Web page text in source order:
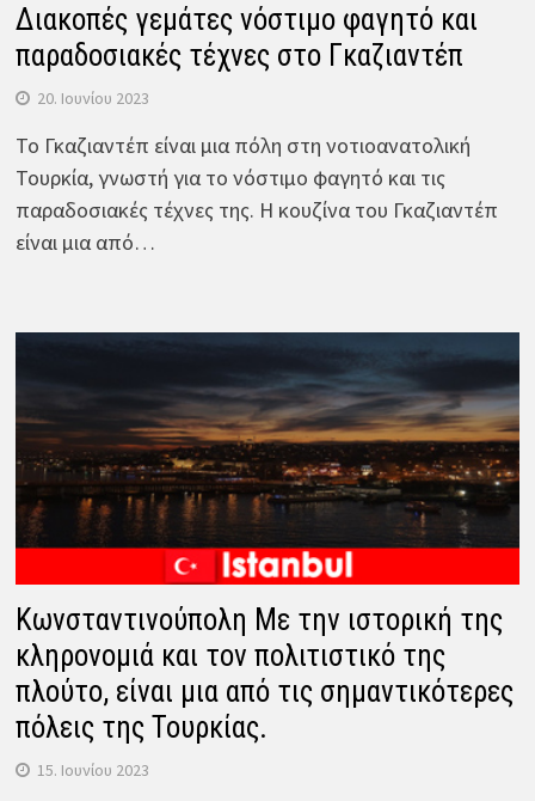
Διακοπές γεμάτες νόστιμο φαγητό και
παραδοσιακές τέχνες στο Γκαζιαντέπ
20. Ιουνίου 2023
Το Γκαζιαντέπ είναι μια πόλη στη νοτιοανατολική
Τουρκία, γνωστή για το νόστιμο φαγητό και τις
παραδοσιακές τέχνες της. Η κουζίνα του Γκαζιαντέπ
είναι μια από…
Κωνσταντινούπολη Με την ιστορική της
κληρονομιά και τον πολιτιστικό της
πλούτο, είναι μια από τις σημαντικότερες
πόλεις της Τουρκίας.
15. Ιουνίου 2023